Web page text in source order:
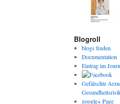
Blogroll
blogs finden
Documentation
Eintrag im
Gefälschte
google+ Page